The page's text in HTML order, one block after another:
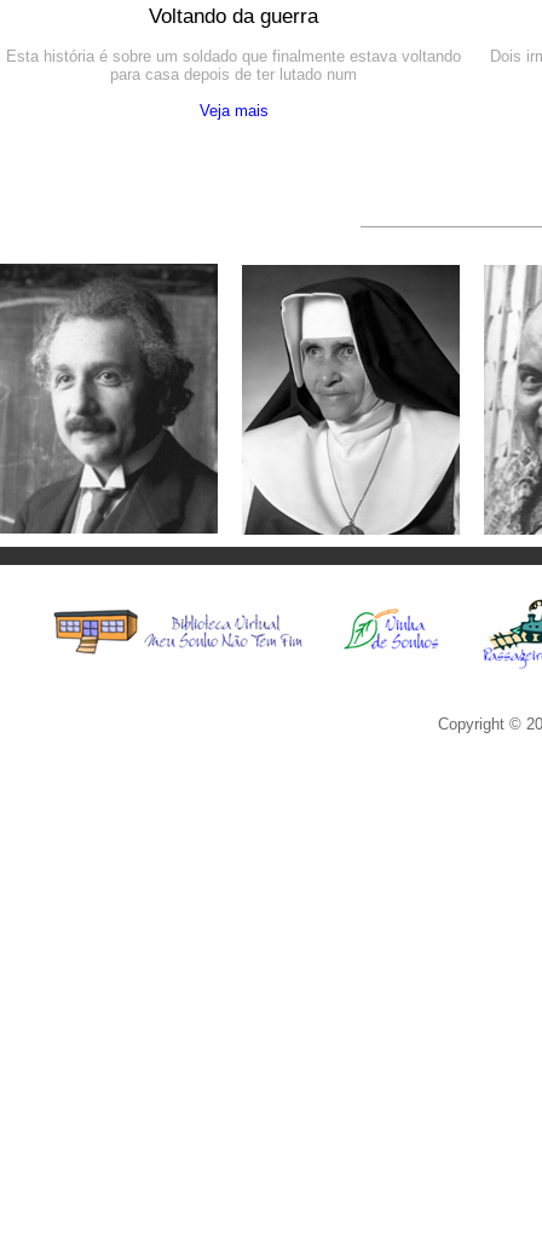
Voltando da guerra
Esta história é sobre um soldado que finalmente estava voltando
para casa depois de ter lutado num
Veja mais
Dois
Albert Einstein
“Infelizmente, é mais fácil
desintegrar um átomo que
um preconceito.”
Veja mais
Irmã Dulce
“Miséria é a falta de amor
entre os homens.”
Veja mais
“O
para
Copyright ©